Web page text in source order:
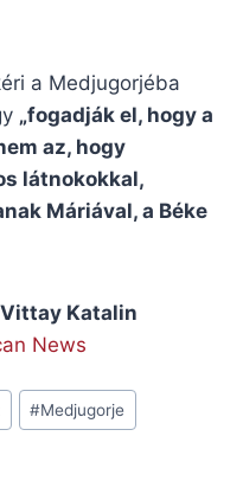
a Medjugorjéba
„fogadják el, hogy a
az, hogy
látnokokkal,
Máriával, a Béke
Katalin
News
#Medjugorje